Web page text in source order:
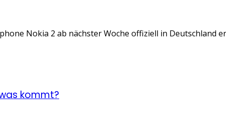
Nokia 2 ab nächster Woche offiziell in Deutschland
kommt?